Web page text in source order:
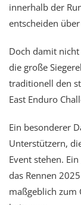
innerhalb der
entscheiden
Doch damit
die große
traditionell den
East Enduro
Ein besonderer
Unterstützern,
Event stehen.
das Rennen
maßgeblich zum